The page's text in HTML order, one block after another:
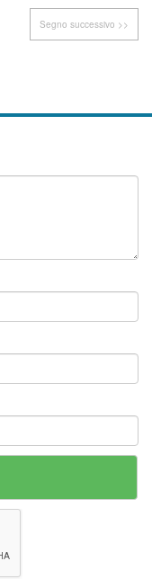
Segno successivo >>